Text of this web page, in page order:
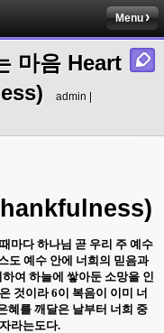
Menu
마음 Heart
admin |
마다 하나님 곧 우리 주 예수
도 예수 안에 너희의 믿음과
하여 하늘에 쌓아둔 소망을 인
것이라6이 복음이 이미 너
혜를 깨달은 날부터 너희 중
라는도다.